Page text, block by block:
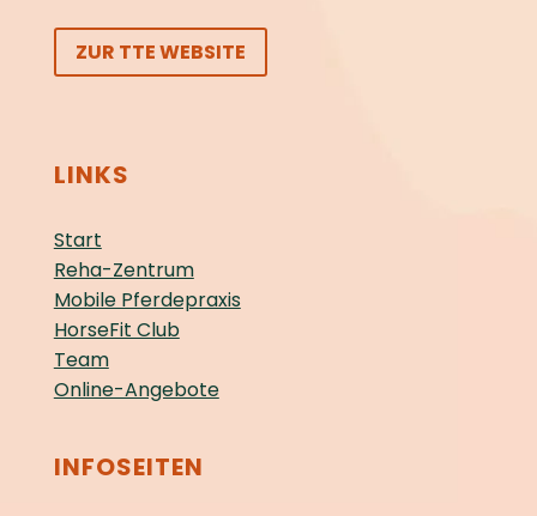
ZUR TTE WEBSITE
LINKS
Start
Reha-Zentrum
Mobile Pferdepraxis
HorseFit Club
Team
Online-Angebote
INFOSEITEN